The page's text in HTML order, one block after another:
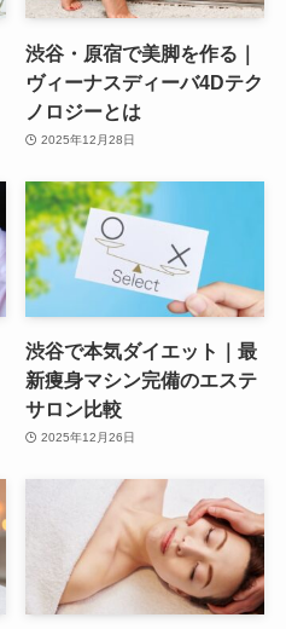
渋谷・原宿で美脚を作る｜
ヴィーナスディーバ4Dテク
ノロジーとは
2025年12月28日
渋谷で本気ダイエット｜最
新痩身マシン完備のエステ
サロン比較
2025年12月26日